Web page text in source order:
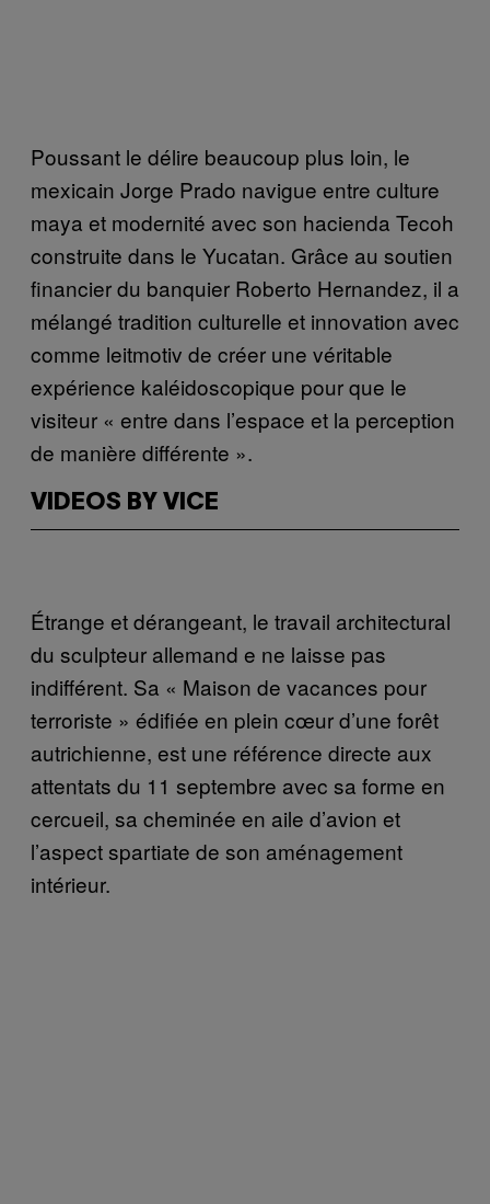
Poussant le délire beaucoup plus loin, le
mexicain Jorge Prado navigue entre culture
maya et modernité avec son hacienda Tecoh
construite dans le Yucatan. Grâce au soutien
financier du banquier Roberto Hernandez, il a
mélangé tradition culturelle et innovation avec
comme leitmotiv de créer une véritable
expérience kaléidoscopique pour que le
visiteur « entre dans l’espace et la perception
de manière différente ».
VIDEOS BY VICE
Étrange et dérangeant, le travail architectural
du sculpteur allemand e ne laisse pas
indifférent. Sa « Maison de vacances pour
terroriste » édifiée en plein cœur d’une forêt
autrichienne, est une référence directe aux
attentats du 11 septembre avec sa forme en
cercueil, sa cheminée en aile d’avion et
l’aspect spartiate de son aménagement
intérieur.